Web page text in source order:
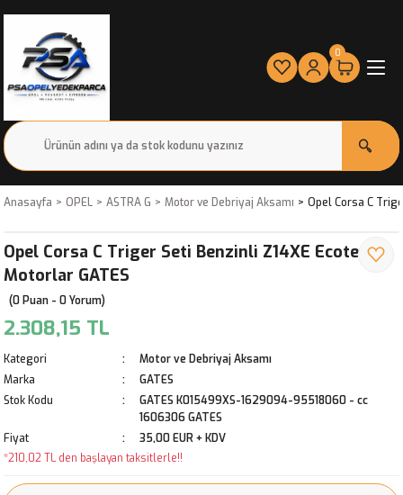
0
Anasayfa OPEL ASTRA G Motor ve Debriyaj Aksamı Opel Corsa C
Opel Corsa C Triger Seti Benzinli Z14XE Ecotec
Motorlar GATES
(0 Puan - 0 Yorum)
2.308,15 TL
Kategori
Motor ve Debriyaj Aksamı
Marka
GATES
Stok Kodu
GATES K015499XS-1629094-95518060 - cc
1606306 GATES
Fiyat
35,00 EUR + KDV
*210,02 TL den başlayan taksitlerle!!